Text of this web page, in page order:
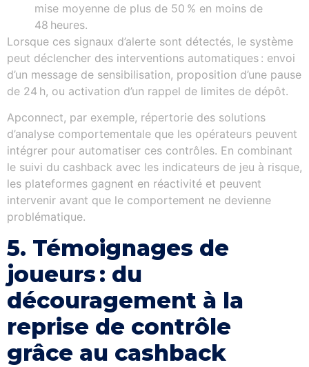
mise moyenne de plus de 50 % en moins de
48 heures.
Lorsque ces signaux d’alerte sont détectés, le système
peut déclencher des interventions automatiques : envoi
d’un message de sensibilisation, proposition d’une pause
de 24 h, ou activation d’un rappel de limites de dépôt.
Apconnect, par exemple, répertorie des solutions
d’analyse comportementale que les opérateurs peuvent
intégrer pour automatiser ces contrôles. En combinant
le suivi du cashback avec les indicateurs de jeu à risque,
les plateformes gagnent en réactivité et peuvent
intervenir avant que le comportement ne devienne
problématique.
5. Témoignages de
joueurs : du
découragement à la
reprise de contrôle
grâce au cashback